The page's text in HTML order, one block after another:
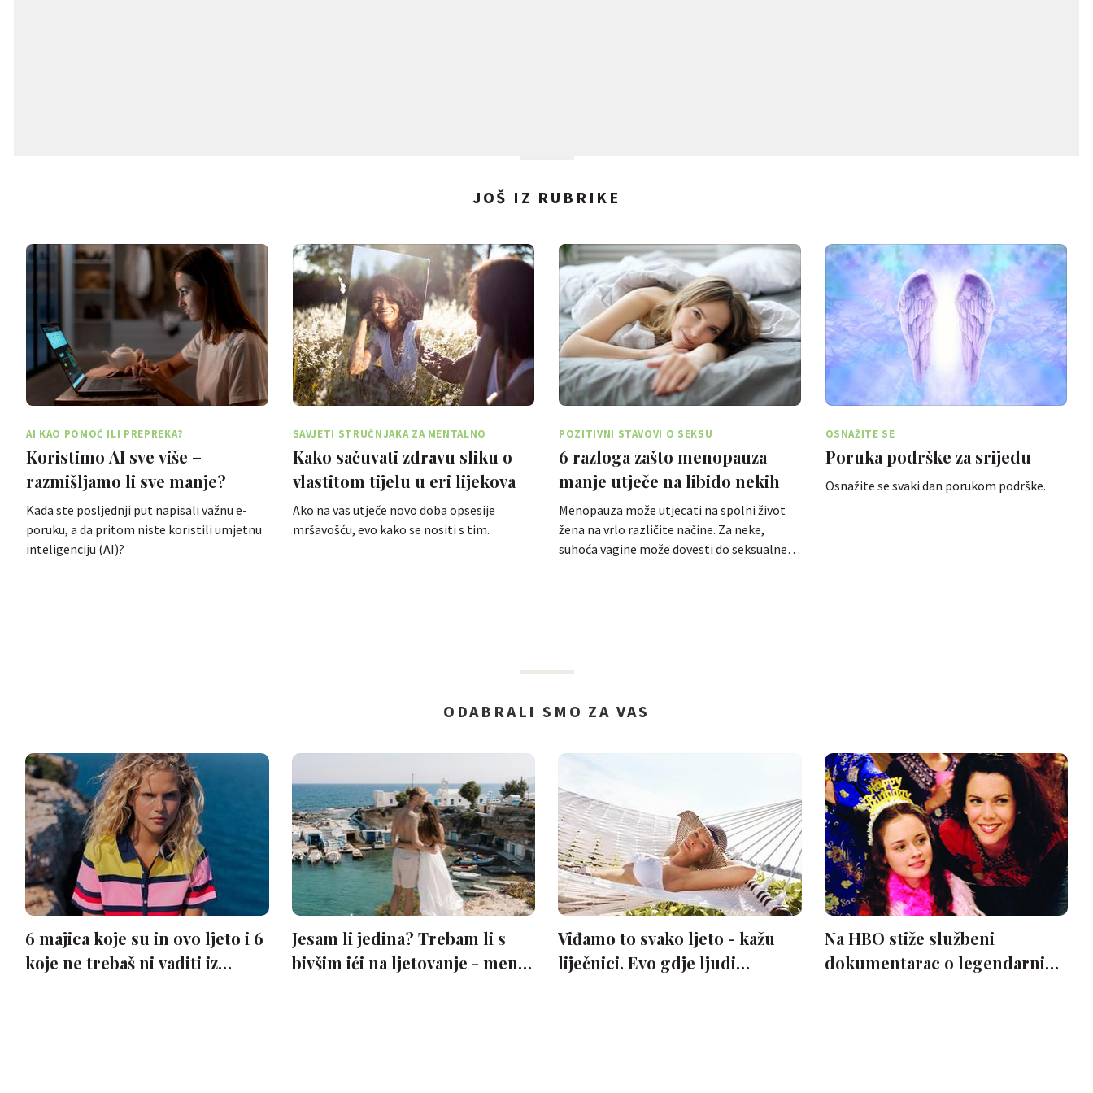
JOŠ IZ RUBRIKE
AI KAO POMOĆ ILI PREPREKA?
Koristimo AI sve više –
razmišljamo li sve manje?
Kada ste posljednji put napisali važnu e-
poruku, a da pritom niste koristili umjetnu
inteligenciju (AI)?
SAVJETI STRUČNJAKA ZA MENTALNO
ZDRAVLJE
Kako sačuvati zdravu sliku o
vlastitom tijelu u eri lijekova
za mršavljenje
Ako na vas utječe novo doba opsesije
mršavošću, evo kako se nositi s tim.
POZITIVNI STAVOVI O SEKSU
6 razloga zašto menopauza
manje utječe na libido nekih
žena
Menopauza može utjecati na spolni život
žena na vrlo različite načine. Za neke,
suhoća vagine može dovesti do seksualne…
OSNAŽITE SE
Poruka podrške za srijedu
Osnažite se svaki dan porukom podrške.